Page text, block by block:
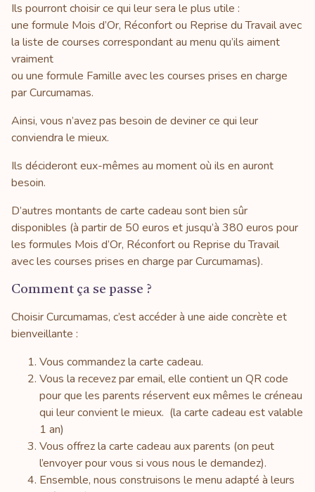
Ils pourront choisir ce qui leur sera le plus utile :
une formule Mois d’Or, Réconfort ou Reprise du Travail avec
la liste de courses correspondant au menu qu’ils aiment
vraiment
ou une formule Famille avec les courses prises en charge
par Curcumamas.
Ainsi, vous n’avez pas besoin de deviner ce qui leur
conviendra le mieux.
Ils décideront eux-mêmes au moment où ils en auront
besoin.
D’autres montants de carte cadeau sont bien sûr
disponibles (à partir de 50 euros et jusqu’à 380 euros pour
les formules Mois d’Or, Réconfort ou Reprise du Travail
avec les courses prises en charge par Curcumamas).
Comment ça se passe ?
Choisir Curcumamas, c’est accéder à une aide concrète et
bienveillante :
Vous commandez la carte cadeau.
Vous la recevez par email, elle contient un QR code
pour que les parents réservent eux mêmes le créneau
qui leur convient le mieux. (la carte cadeau est valable
1 an)
Vous offrez la carte cadeau aux parents (on peut
l’envoyer pour vous si vous nous le demandez).
Ensemble, nous construisons le menu adapté à leurs